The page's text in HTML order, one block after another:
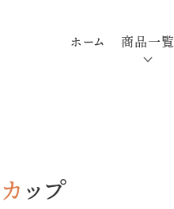
ホーム 商品一覧
カップ